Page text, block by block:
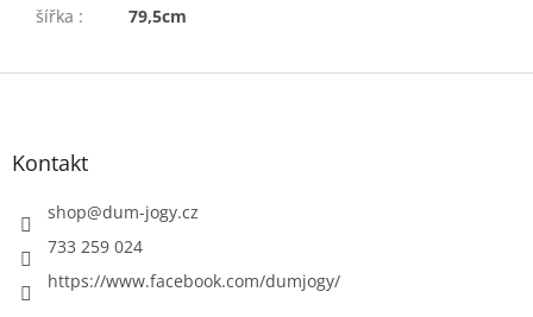
šířka : 79,5cm
Z
Kontakt
shop@dum-jogy.cz
733 259 024
https://www.facebook.com/dumjogy/